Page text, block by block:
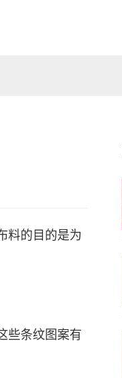
料的目的是为
些条纹图案有